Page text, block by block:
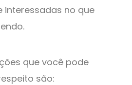
interessadas no que
que você pode
são: